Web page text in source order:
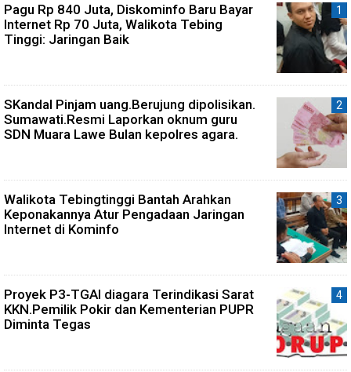
Pagu Rp 840 Juta, Diskominfo Baru Bayar
Internet Rp 70 Juta, Walikota Tebing
Tinggi: Jaringan Baik
SKandal Pinjam uang.Berujung dipolisikan.
Sumawati.Resmi Laporkan oknum guru
SDN Muara Lawe Bulan kepolres agara.
Walikota Tebingtinggi Bantah Arahkan
Keponakannya Atur Pengadaan Jaringan
Internet di Kominfo
Proyek P3-TGAI diagara Terindikasi Sarat
KKN.Pemilik Pokir dan Kementerian PUPR
Diminta Tegas